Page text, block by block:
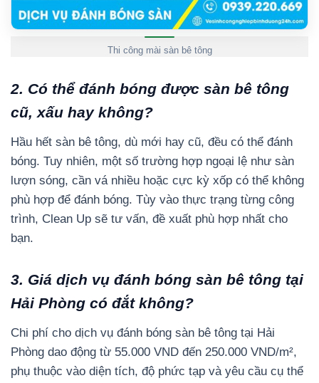
Thi công mài sàn bê tông
2. Có thể đánh bóng được sàn bê tông
cũ, xấu hay không?
Hầu hết sàn bê tông, dù mới hay cũ, đều có thể đánh
bóng. Tuy nhiên, một số trường hợp ngoại lệ như sàn
lượn sóng, cần vá nhiều hoặc cực kỳ xốp có thể không
phù hợp để đánh bóng. Tùy vào thực trạng từng công
trình, Clean Up sẽ tư vấn, đề xuất phù hợp nhất cho
bạn.
3. Giá dịch vụ đánh bóng sàn bê tông tại
Hải Phòng có đắt không?
Chi phí cho dịch vụ đánh bóng sàn bê tông tại Hải
Phòng dao động từ 55.000 VND đến 250.000 VND/m²,
phụ thuộc vào diện tích, độ phức tạp và yêu cầu cụ thể